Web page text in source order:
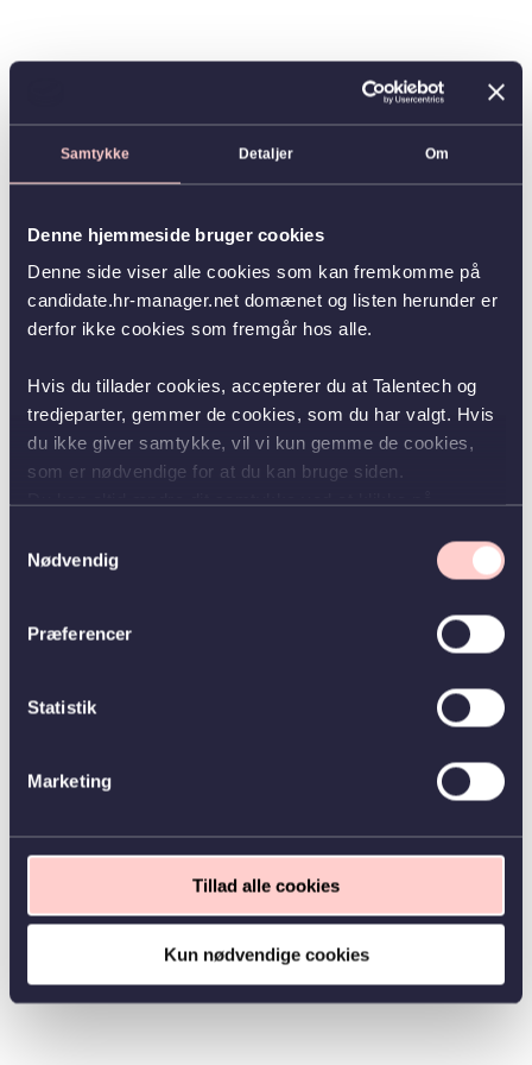
Samtykke Detaljer Om
Denne hjemmeside bruger cookies
Denne side viser alle cookies som kan fremkomme på
candidate.hr-manager.net domænet og listen herunder er
derfor ikke cookies som fremgår hos alle.
Hvis du tillader cookies, accepterer du at Talentech og
tredjeparter, gemmer de cookies, som du har valgt. Hvis
du ikke giver samtykke, vil vi kun gemme de cookies,
som er nødvendige for at du kan bruge siden.
Nødvendig
Præferencer
Statistik
Marketing
Tillad alle cookies
Kun nødvendige cookies